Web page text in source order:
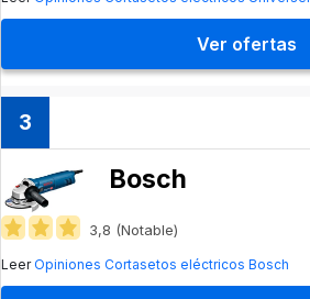
Ver ofertas
3
Bosch
3,8 (Notable)
LeerOpiniones Cortasetos eléctricos Bosch